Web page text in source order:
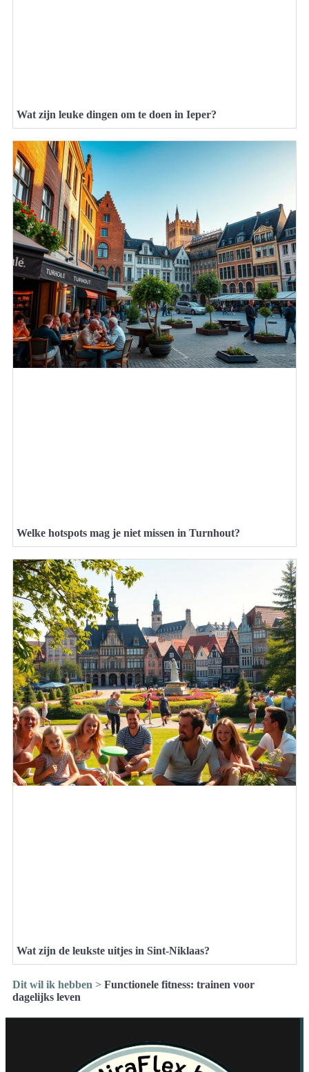
Wat zijn leuke dingen om te doen in Ieper?
Welke hotspots mag je niet missen in Turnhout?
Wat zijn de leukste uitjes in Sint-Niklaas?
Dit wil ik hebben > Functionele fitness: trainen voor
dagelijks leven